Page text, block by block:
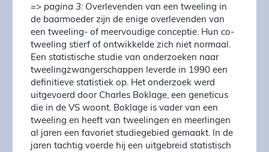
=> pagina 3: Overlevenden van een tweeling in
de baarmoeder zijn de enige overlevenden van
een tweeling- of meervoudige conceptie. Hun co-
tweeling stierf of ontwikkelde zich niet normaal.
Een statistische studie van onderzoeken naar
tweelingzwangerschappen leverde in 1990 een
definitieve statistiek op. Het onderzoek werd
uitgevoerd door Charles Boklage, een geneticus
die in de VS woont. Boklage is vader van een
tweeling en heeft van tweelingen en meerlingen
al jaren een favoriet studiegebied gemaakt. In de
jaren tachtig voerde hij een uitgebreid statistisch